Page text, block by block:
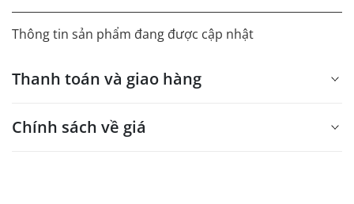
Thông tin sản phẩm đang được cập nhật
Thanh toán và giao hàng
Chính sách về giá